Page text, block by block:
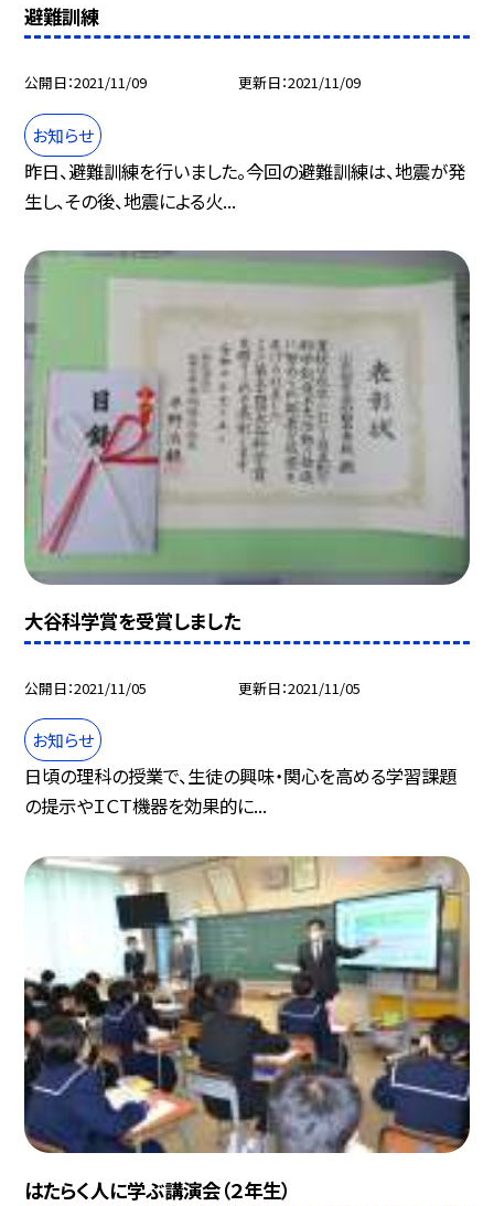
避難訓練
公開日 2021/11/09 更新日 2021/11/09
お知らせ
昨日、避難訓練を行いました。今回の避難訓練は、地震が発
生し、その後、地震による火...
大谷科学賞を受賞しました
公開日 2021/11/05 更新日 2021/11/05
お知らせ
日頃の理科の授業で、生徒の興味・関心を高める学習課題
の提示やＩＣＴ機器を効果的に...
はたらく人に学ぶ講演会（２年生）